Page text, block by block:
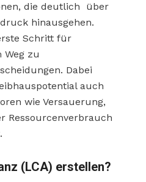
die deutlich über
hinausgehen.
Schritt für
zu
Dabei
auch
wie Versauerung,
Ressourcenverbrauch
(LCA) erstellen?